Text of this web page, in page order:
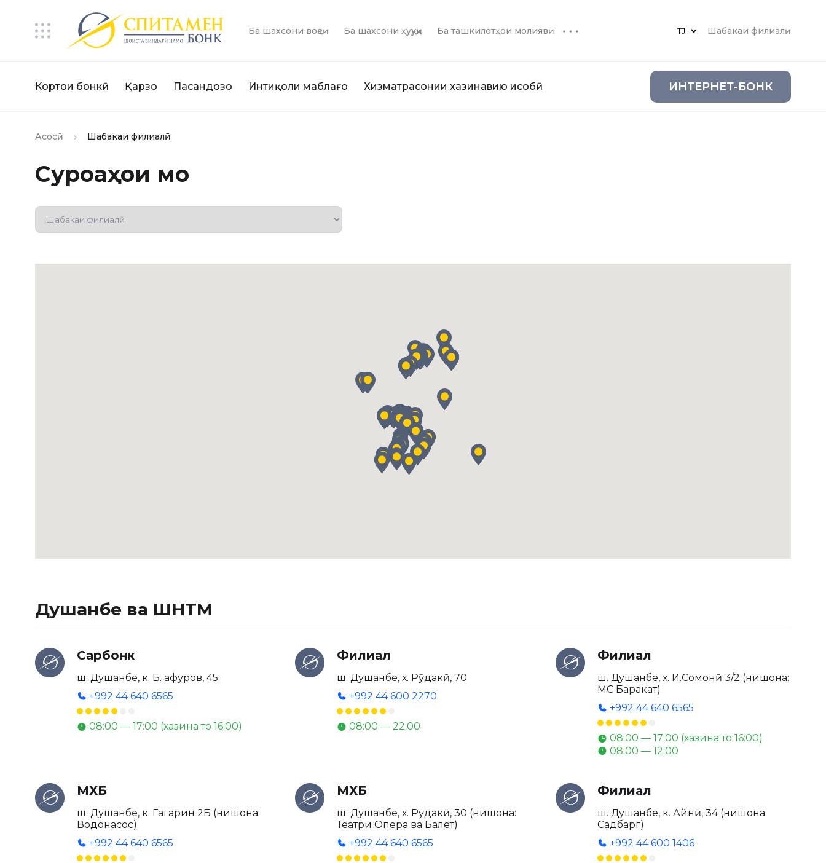
Ба шахсони воқеӣ Ба шахсони ҳуқуқӣ Ба ташкилотҳои молиявӣ Шабакаи филиалӣ
Кортҳои бонкӣ Қарзҳо Пасандозҳо Интиқоли маблағҳо Хизматрасонии хазинавию ҳисобӣ ИНТЕРНЕТ-БОНК
Асосӣ Шабакаи филиалӣ
Суроғаҳои мо
Душанбе ва ШНТМ
Сарбонк
ш. Душанбе, к. Б. Ғафуров, 45
+992 44 640 6565
08:00 — 17:00 (хазина то 16:00)
Филиал
ш. Душанбе, х. Рӯдакӣ, 70
+992 44 600 2270
08:00 — 22:00
Филиал
ш. Душанбе, х. И.Сомонӣ 3/2 (нишона:
МС Баракат)
+992 44 640 6565
08:00 — 17:00 (хазина то 16:00)
08:00 — 12:00
МХБ
ш. Душанбе, к. Гагарин 2Б (нишона:
Водонасос)
+992 44 640 6565
МХБ
ш. Душанбе, х. Рӯдакӣ, 30 (нишона:
Театри Опера ва Балет)
+992 44 640 6565
Филиал
ш. Душанбе, к. Айнӣ, 34 (нишона:
Садбарг)
+992 44 600 1406